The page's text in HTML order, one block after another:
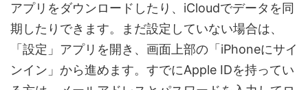
アプリをダウンロードしたり、iCloudでデータを同
期したりできます。まだ設定していない場合は、
「設定」アプリを開き、画面上部の「iPhoneにサイ
ンイン」から進めます。すでにApple IDを持ってい